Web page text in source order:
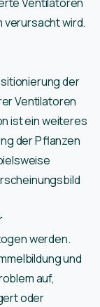
verursacht wird.
der
Ventilatoren
ist ein weiteres
der Pflanzen
werden.
und
auf,
oder